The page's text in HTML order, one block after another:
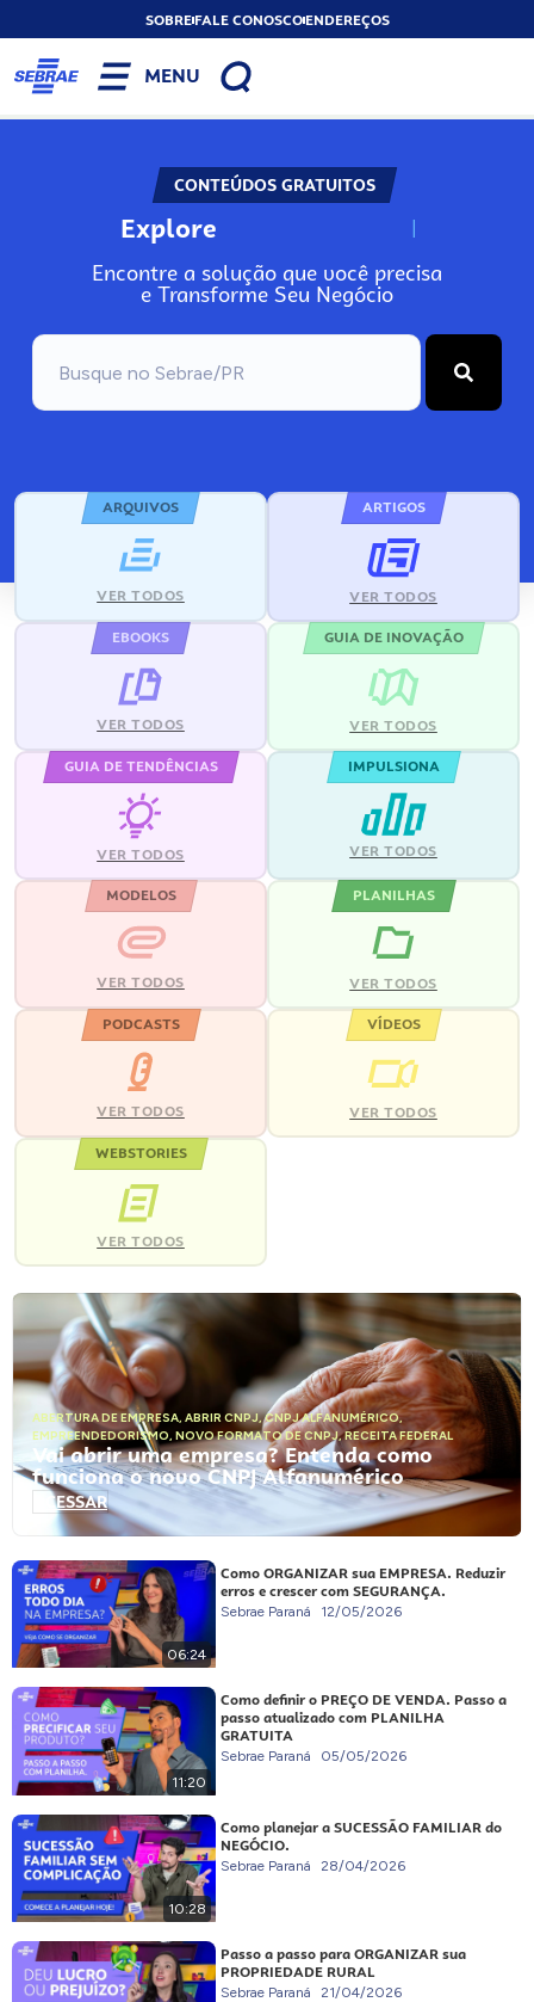
SOBREFALE CONOSCOENDEREÇOS
MENU
CONTEÚDOS GRATUITOS
Explore N
Encontre a solução que você precisa
e Transforme Seu Negócio
ARQUIVOS
VER TODOS
ARTIGOS
VER TODOS
EBOOKS
VER TODOS
GUIA DE INOVAÇÃO
VER TODOS
GUIA DE TENDÊNCIAS
VER TODOS
IMPULSIONA
VER TODOS
MODELOS
VER TODOS
PLANILHAS
VER TODOS
PODCASTS
VER TODOS
VÍDEOS
VER TODOS
WEBSTORIES
VER TODOS
ABERTURA DE EMPRESA, ABRIR CNPJ,CNPJ ALFANUMÉRICO,
EMPREENDEDORISMO, NOVO FORMATO DE CNPJ,RECEITA FEDERAL
Vai abrir uma empresa? Entenda como
funciona o novo CNPJ Alfanumérico
ACESSAR
06:24
Como ORGANIZAR sua EMPRESA. Reduzir
erros e crescer com SEGURANÇA.
Sebrae Paraná 12/05/2026
11:20
Como definir o PREÇO DE VENDA. Passo a
passo atualizado com PLANILHA
GRATUITA
Sebrae Paraná 05/05/2026
10:28
Como planejar a SUCESSÃO FAMILIAR do
NEGÓCIO.
Sebrae Paraná 28/04/2026
Passo a passo para ORGANIZAR sua
PROPRIEDADE RURAL
Sebrae Paraná 21/04/2026